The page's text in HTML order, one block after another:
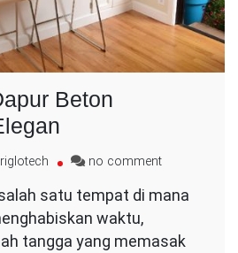
Beton
no commenton
Dapur
Minimalis
satu tempat di mana
waktu,
tangga yang memasak